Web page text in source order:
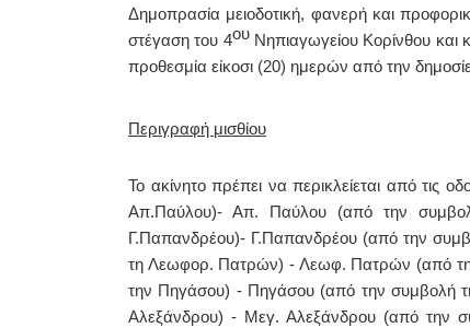
Δημοπρασία μειοδοτική, φανερή και
στέγαση του 4ουΝηπιαγωγείου Κορίνθου και
προθεσμία είκοσι (20) ημερών από την
Περιγραφή μισθίου
Το ακίνητο πρέπει να περικλείεται από τις
Απ.Παύλου)- Απ. Παύλου (από την
Γ.Παπανδρέου)- Γ.Παπανδρέου (από την
τη Λεωφορ. Πατρών) - Λεωφ. Πατρών (από
την Πηγάσου) - Πηγάσου (από την συμβολή
Αλεξάνδρου) - Μεγ. Αλεξάνδρου (από την